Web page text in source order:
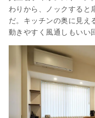
わりから、ノックすると
だ。キッチンの奥に見え
動きやすく風通しもいい